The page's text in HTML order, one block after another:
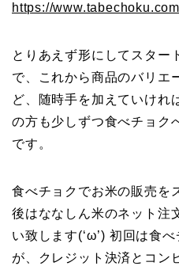
https://
とりあえず形にしてスター
で、これから商品のバリエ
ど、随時手を加えていけれ
の方も少しずつ食べチョク
です。
食べチョクでお米の販売を
後はななしん米のネット注
い致します(‘ω’) 初回は食
が、クレジット決済とコン